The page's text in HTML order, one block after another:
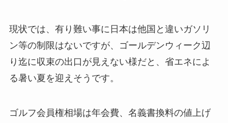
現状では、有り難い事に日本は他国と違いガソリ
ン等の制限はないですが、ゴールデンウィーク辺
り迄に収束の出口が見えない様だと、省エネによ
る暑い夏を迎えそうです。
ゴルフ会員権相場は年会費、名義書換料の値上げ